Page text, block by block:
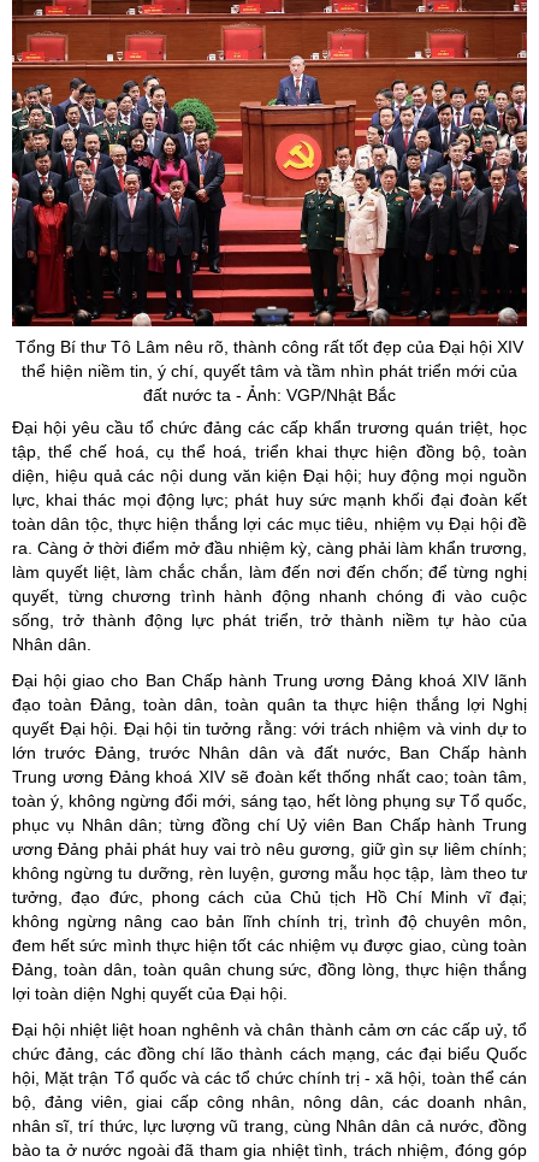
Tổng Bí thư Tô Lâm nêu rõ, thành công rất tốt đẹp của Đại hội XIV
thể hiện niềm tin, ý chí, quyết tâm và tầm nhìn phát triển mới của
đất nước ta - Ảnh: VGP/Nhật Bắc
Đại hội yêu cầu tổ chức đảng các cấp khẩn trương quán triệt, học
tập, thể chế hoá, cụ thể hoá, triển khai thực hiện đồng bộ, toàn
diện, hiệu quả các nội dung văn kiện Đại hội; huy động mọi nguồn
lực, khai thác mọi động lực; phát huy sức mạnh khối đại đoàn kết
toàn dân tộc, thực hiện thắng lợi các mục tiêu, nhiệm vụ Đại hội đề
ra. Càng ở thời điểm mở đầu nhiệm kỳ, càng phải làm khẩn trương,
làm quyết liệt, làm chắc chắn, làm đến nơi đến chốn; để từng nghị
quyết, từng chương trình hành động nhanh chóng đi vào cuộc
sống, trở thành động lực phát triển, trở thành niềm tự hào của
Nhân dân.
Đại hội giao cho Ban Chấp hành Trung ương Đảng khoá XIV lãnh
đạo toàn Đảng, toàn dân, toàn quân ta thực hiện thắng lợi Nghị
quyết Đại hội. Đại hội tin tưởng rằng: với trách nhiệm và vinh dự to
lớn trước Đảng, trước Nhân dân và đất nước, Ban Chấp hành
Trung ương Đảng khoá XIV sẽ đoàn kết thống nhất cao; toàn tâm,
toàn ý, không ngừng đổi mới, sáng tạo, hết lòng phụng sự Tổ quốc,
phục vụ Nhân dân; từng đồng chí Uỷ viên Ban Chấp hành Trung
ương Đảng phải phát huy vai trò nêu gương, giữ gìn sự liêm chính;
không ngừng tu dưỡng, rèn luyện, gương mẫu học tập, làm theo tư
tưởng, đạo đức, phong cách của Chủ tịch Hồ Chí Minh vĩ đại;
không ngừng nâng cao bản lĩnh chính trị, trình độ chuyên môn,
đem hết sức mình thực hiện tốt các nhiệm vụ được giao, cùng toàn
Đảng, toàn dân, toàn quân chung sức, đồng lòng, thực hiện thắng
lợi toàn diện Nghị quyết của Đại hội.
Đại hội nhiệt liệt hoan nghênh và chân thành cảm ơn các cấp uỷ, tổ
chức đảng, các đồng chí lão thành cách mạng, các đại biểu Quốc
hội, Mặt trận Tổ quốc và các tổ chức chính trị - xã hội, toàn thể cán
bộ, đảng viên, giai cấp công nhân, nông dân, các doanh nhân,
nhân sĩ, trí thức, lực lượng vũ trang, cùng Nhân dân cả nước, đồng
bào ta ở nước ngoài đã tham gia nhiệt tình, trách nhiệm, đóng góp